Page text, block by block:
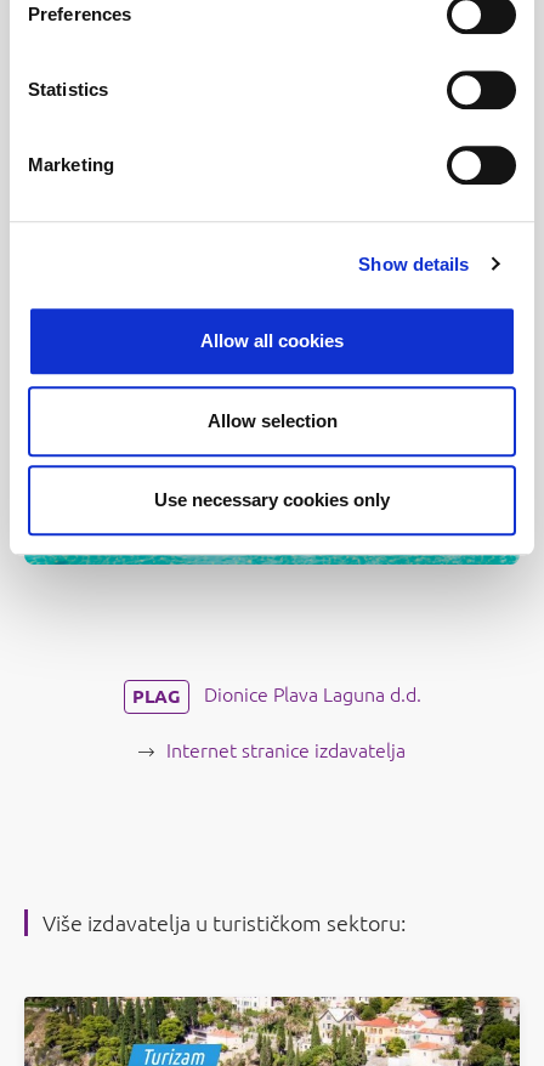
Preferences
Statistics
Marketing
Show details
Allow all cookies
Allow selection
Use necessary cookies only
s održivim poslovanjem.
PLAG Dionice Plava Laguna d.d.
Internet stranice izdavatelja
Više izdavatelja u turističkom sektoru: